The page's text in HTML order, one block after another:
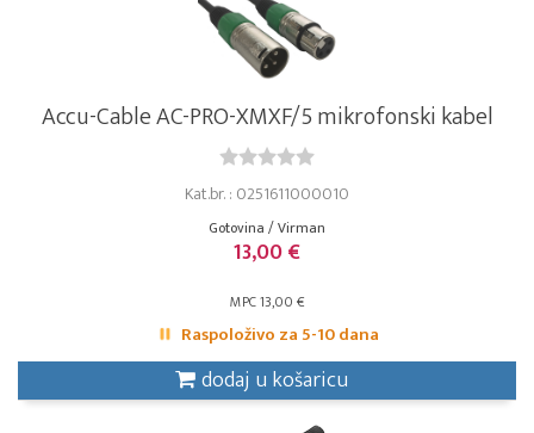
Accu-Cable AC-PRO-XMXF/5 mikrofonski kabel
Kat.br. : 0251611000010
Gotovina / Virman
13,00 €
MPC 13,00 €
Raspoloživo za 5-10 dana
dodaj u košaricu